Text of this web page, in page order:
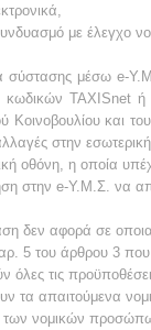
με
σύστασης μέσω e-
κωδικών TAXISnet
και
στην
οθόνη, η οποία
στην e-Υ.Μ.Σ. να
δεν αφορά σε
5 του άρθρου 3
όλες τις
τα απαιτούμενα
των νομικών